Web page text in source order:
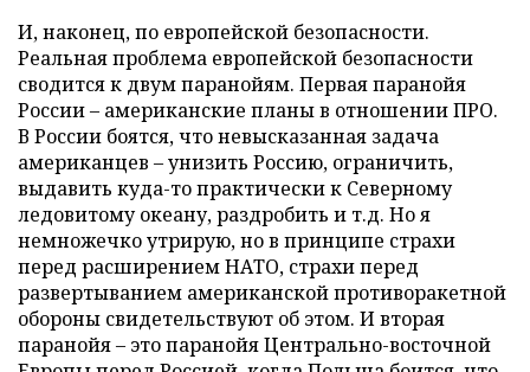
И, наконец, по европейской безопасности.
Реальная проблема европейской безопасности
сводится к двум паранойям. Первая паранойя
России – американские планы в отношении ПРО.
В России боятся, что невысказанная задача
американцев – унизить Россию, ограничить,
выдавить куда-то практически к Северному
ледовитому океану, раздробить и т.д. Но я
немножечко утрирую, но в принципе страхи
перед расширением НАТО, страхи перед
развертыванием американской противоракетной
обороны свидетельствуют об этом. И вторая
паранойя – это паранойя Центрально-восточной